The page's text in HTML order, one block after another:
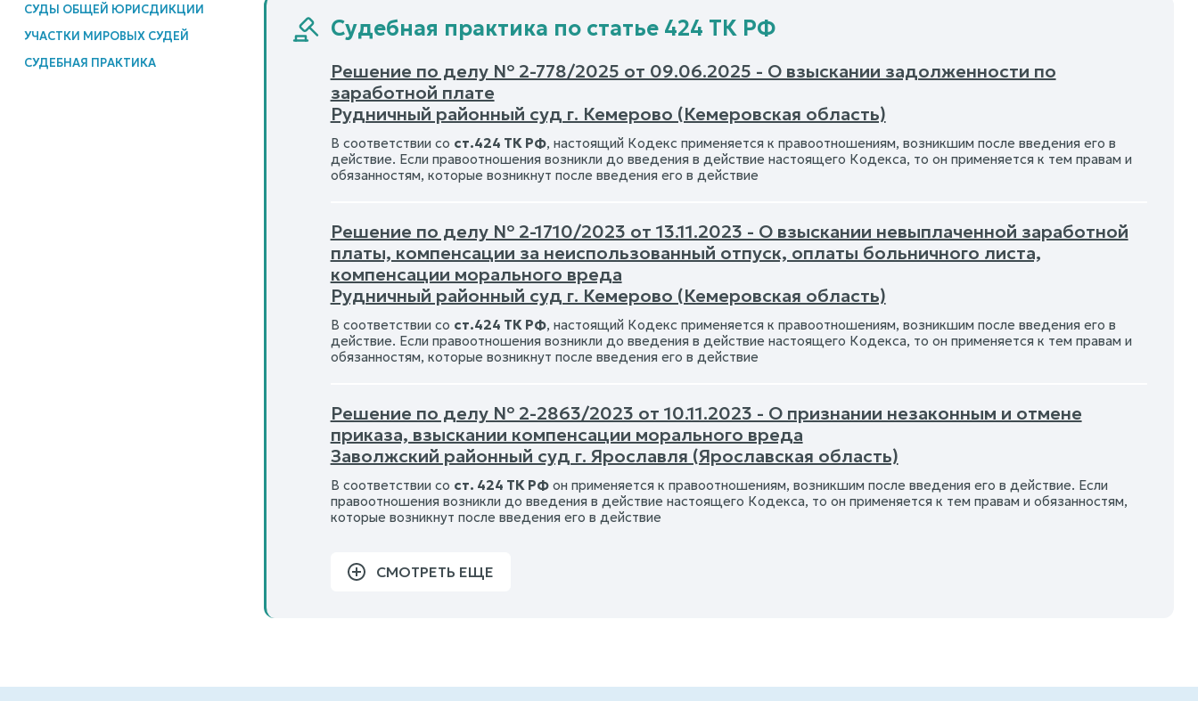
СУДЫ ОБЩЕЙ ЮРИСДИКЦИИ
УЧАСТКИ МИРОВЫХ СУДЕЙ
СУДЕБНАЯ ПРАКТИКА
Судебная практика по статье 424 ТК РФ
Решение по делу № 2-778/2025 от 09.06.2025 - О взыскании задолженности по
заработной плате
Рудничный районный суд г. Кемерово (Кемеровская область)
В соответствии со ст.424 ТК РФ, настоящий Кодекс применяется к правоотношениям, возникшим после введения его в
действие. Если правоотношения возникли до введения в действие настоящего Кодекса, то он применяется к тем правам и
обязанностям, которые возникнут после введения его в действие
Решение по делу № 2-1710/2023 от 13.11.2023 - О взыскании невыплаченной заработной
платы, компенсации за неиспользованный отпуск, оплаты больничного листа,
компенсации морального вреда
Рудничный районный суд г. Кемерово (Кемеровская область)
В соответствии со ст.424 ТК РФ, настоящий Кодекс применяется к правоотношениям, возникшим после введения его в
действие. Если правоотношения возникли до введения в действие настоящего Кодекса, то он применяется к тем правам и
обязанностям, которые возникнут после введения его в действие
Решение по делу № 2-2863/2023 от 10.11.2023 - О признании незаконным и отмене
приказа, взыскании компенсации морального вреда
Заволжский районный суд г. Ярославля (Ярославская область)
В соответствии со ст. 424 ТК РФон применяется к правоотношениям, возникшим после введения его в действие. Если
правоотношения возникли до введения в действие настоящего Кодекса, то он применяется к тем правам и обязанностям,
которые возникнут после введения его в действие
СМОТРЕТЬ ЕЩЕ